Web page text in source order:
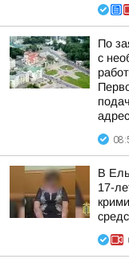
По
с
В
17-